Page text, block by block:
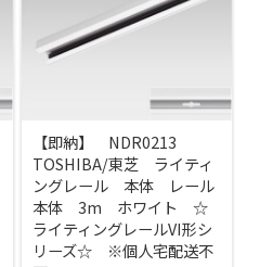
【即納】 NDR0213
TOSHIBA/東芝 ライティ
ングレール 本体 レール
本体 3m ホワイト ☆
ライティングレールVI形シ
リーズ☆ ※個人宅配送不